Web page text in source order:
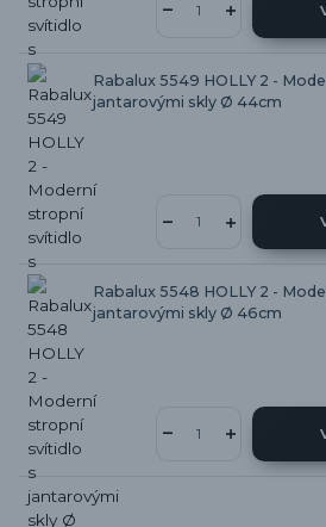
Rabalux 5549 HOLLY 2 -
jantarovými skly Ø 44cm
Rabalux 5548 HOLLY 2 -
jantarovými skly Ø 46cm